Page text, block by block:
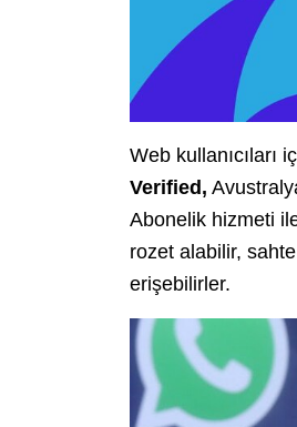
Web kullanıcıları
Verified,
Abonelik hizmeti
rozet alabilir,
erişebilirler.